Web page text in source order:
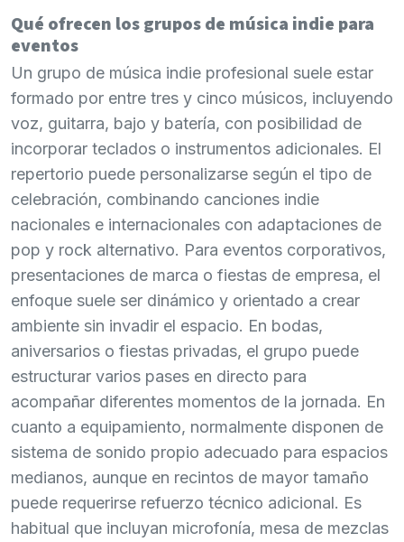
Qué ofrecen los grupos de música indie para
eventos
Un grupo de música indie profesional suele estar
formado por entre tres y cinco músicos, incluyendo
voz, guitarra, bajo y batería, con posibilidad de
incorporar teclados o instrumentos adicionales. El
repertorio puede personalizarse según el tipo de
celebración, combinando canciones indie
nacionales e internacionales con adaptaciones de
pop y rock alternativo. Para eventos corporativos,
presentaciones de marca o fiestas de empresa, el
enfoque suele ser dinámico y orientado a crear
ambiente sin invadir el espacio. En bodas,
aniversarios o fiestas privadas, el grupo puede
estructurar varios pases en directo para
acompañar diferentes momentos de la jornada. En
cuanto a equipamiento, normalmente disponen de
sistema de sonido propio adecuado para espacios
medianos, aunque en recintos de mayor tamaño
puede requerirse refuerzo técnico adicional. Es
habitual que incluyan microfonía, mesa de mezclas